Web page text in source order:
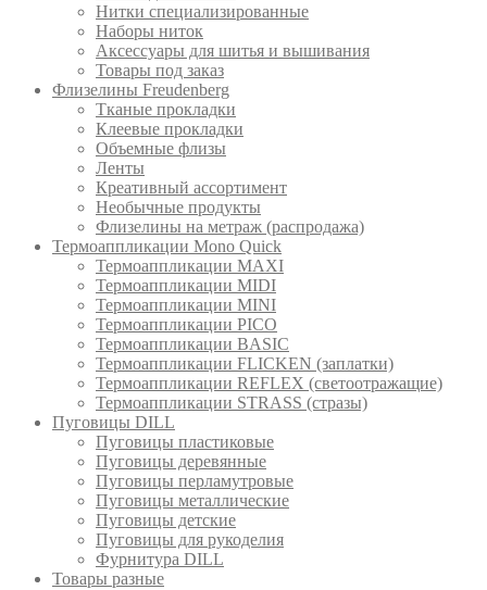
Нитки специализированные
Наборы ниток
Аксессуары для шитья и вышивания
Товары под заказ
Флизелины Freudenberg
Тканые прокладки
Клеевые прокладки
Объемные флизы
Ленты
Креативный ассортимент
Необычные продукты
Флизелины на метраж (распродажа)
Термоаппликации Mono Quick
Термоаппликации MAXI
Термоаппликации MIDI
Термоаппликации MINI
Термоаппликации PICO
Термоаппликации BASIC
Термоаппликации FLICKEN (заплатки)
Термоаппликации REFLEX (светоотражащие)
Термоаппликации STRASS (стразы)
Пуговицы DILL
Пуговицы пластиковые
Пуговицы деревянные
Пуговицы перламутровые
Пуговицы металлические
Пуговицы детские
Пуговицы для рукоделия
Фурнитура DILL
Товары разные